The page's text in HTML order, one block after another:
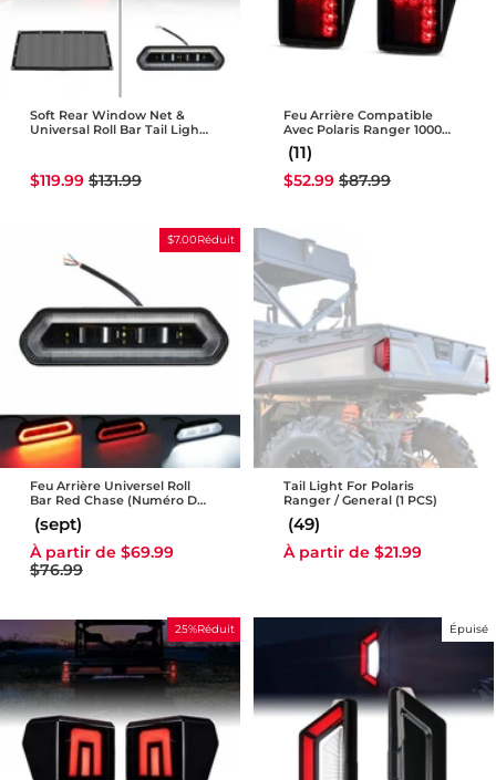
Soft Rear Window Net &
Universal Roll Bar Tail Light
$119.99Prix
Prix
$131.99
Feu Arrière Compatible
Avec Polaris Ranger 1000
XP/Crew 2018-2022
(11)
$52.99Prix
Prix
$87.99
$7.00Réduit
Feu Arrière Universel Roll
Bar Red Chase (numéro De
Pièce 90133)
(sept)
À partir de $69.99Prix
Prix
$76.99
Tail Light For Polaris
Ranger / General (1 PCS)
(49)
À partir de $21.99
25%Réduit Épuisé